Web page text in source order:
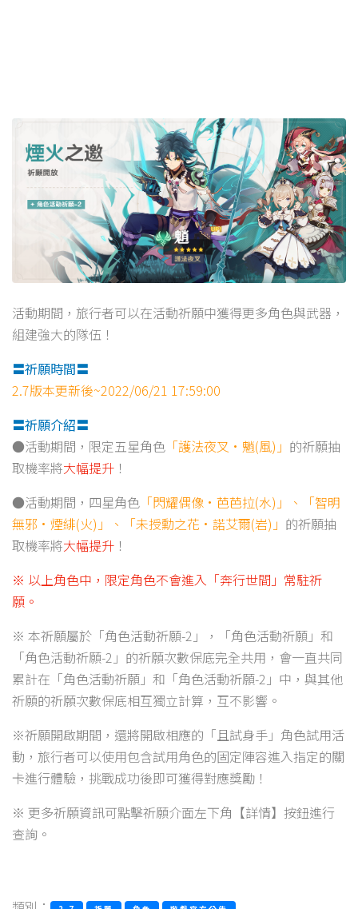
活動期間，旅行者可以在活動祈願中獲得更多角色與武器，
組建強大的隊伍！
〓祈願時間〓
2.7版本更新後~2022/06/21 17:59:00
〓祈願介紹〓
●活動期間，限定五星角色 「護法夜叉·魈(風)」 的祈願抽
取機率將大幅提升 ！
●活動期間，四星角色 「閃耀偶像·芭芭拉(水)」、「智明
無邪·煙緋(火)」、「未授勳之花·諾艾爾(岩)」 的祈願抽
取機率將大幅提升 ！
※ 以上角色中，限定角色不會進入「奔行世間」常駐祈
願。
※ 本祈願屬於「角色活動祈願-2」，「角色活動祈願」和
「角色活動祈願-2」的祈願次數保底完全共用，會一直共同
累計在「角色活動祈願」和「角色活動祈願-2」中，與其他
祈願的祈願次數保底相互獨立計算，互不影響。
※祈願開啟期間，還將開啟相應的「且試身手」角色試用活
動，旅行者可以使用包含試用角色的固定陣容進入指定的關
卡進行體驗，挑戰成功後即可獲得對應獎勵！
※ 更多祈願資訊可點擊祈願介面左下角【詳情】按鈕進行
查詢。